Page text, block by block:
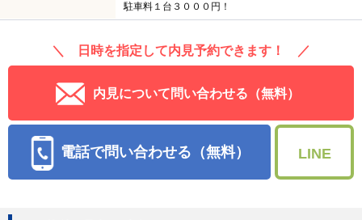
駐車料１台３０００円！
＼ 日時を指定して内見予約できます！ ／
内見について問い合わせる（無料）
電話で問い合わせる（無料） LINE